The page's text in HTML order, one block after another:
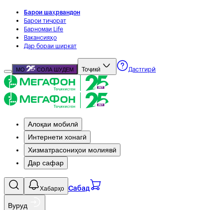
Барои шаҳрвандон
Барои тиҷорат
Барномаи Life
Вакансияҳо
Дар бораи ширкат
МО СОЛА ШУДЕМ Тоҷикӣ Дастгирӣ
Алоқаи мобилӣ
Интернети хонагӣ
Хизматрасониҳои молиявӣ
Дар сафар
Хабарҳо Сабад
Вуруд